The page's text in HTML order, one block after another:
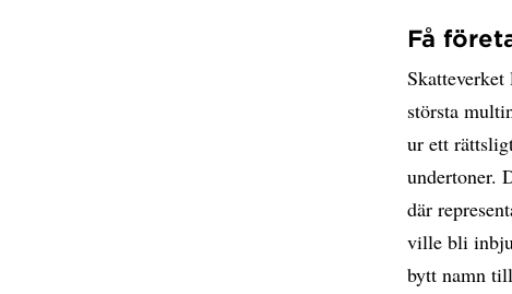
Få
största
ur ett
undertoner.
där
ville bli
bytt namn